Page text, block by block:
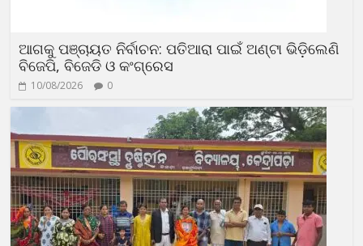
ଆଗକୁ ପଞ୍ଚାୟତ ନିର୍ବାଚନ: ପତିଆରା ପାଇଁ ଅଣ୍ଟା ଭିଡ଼ିଲେଣି
ବିଜେପି, ବିଜେଡି ଓ କଂଗ୍ରେସ
10/08/2026 0